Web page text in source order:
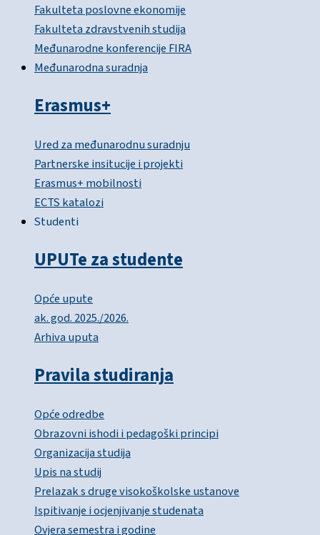
Fakulteta poslovne ekonomije
Fakulteta zdravstvenih studija
Međunarodne konferencije FIRA
Međunarodna suradnja
Erasmus+
Ured za međunarodnu suradnju
Partnerske insitucije i projekti
Erasmus+ mobilnosti
ECTS katalozi
Studenti
UPUTe za studente
Opće upute
ak. god. 2025./2026.
Arhiva uputa
Pravila studiranja
Opće odredbe
Obrazovni ishodi i pedagoški principi
Organizacija studija
Upis na studij
Prelazak s druge visokoškolske ustanove
Ispitivanje i ocjenjivanje studenata
Ovjera semestra i godine